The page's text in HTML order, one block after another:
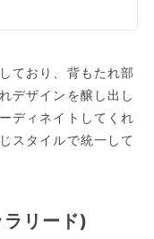
ており、背もたれ部
デザインを醸し出し
ディネイトしてくれ
スタイルで統一して
リード)